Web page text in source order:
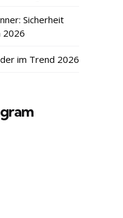
Sicherheit
2026
im Trend 2026